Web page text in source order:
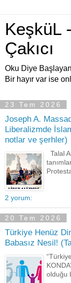
KeşküL
Çakıcı
Oku Diye
Bir hayır var ise
23 Tem 2026
Joseph A.
Liberalizmde
notlar ve şerhler)
Talal
2 yorum:
20 Tem 2026
Türkiye Henüz
Babasız Nesil!
olduğu